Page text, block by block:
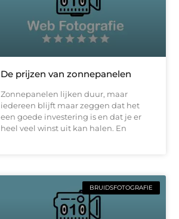
De prijzen van zonnepanelen
Zonnepanelen lijken duur, maar
iedereen blijft maar zeggen dat het
een goede investering is en dat je er
heel veel winst uit kan halen. En
BRUIDSFOTOGRAFIE